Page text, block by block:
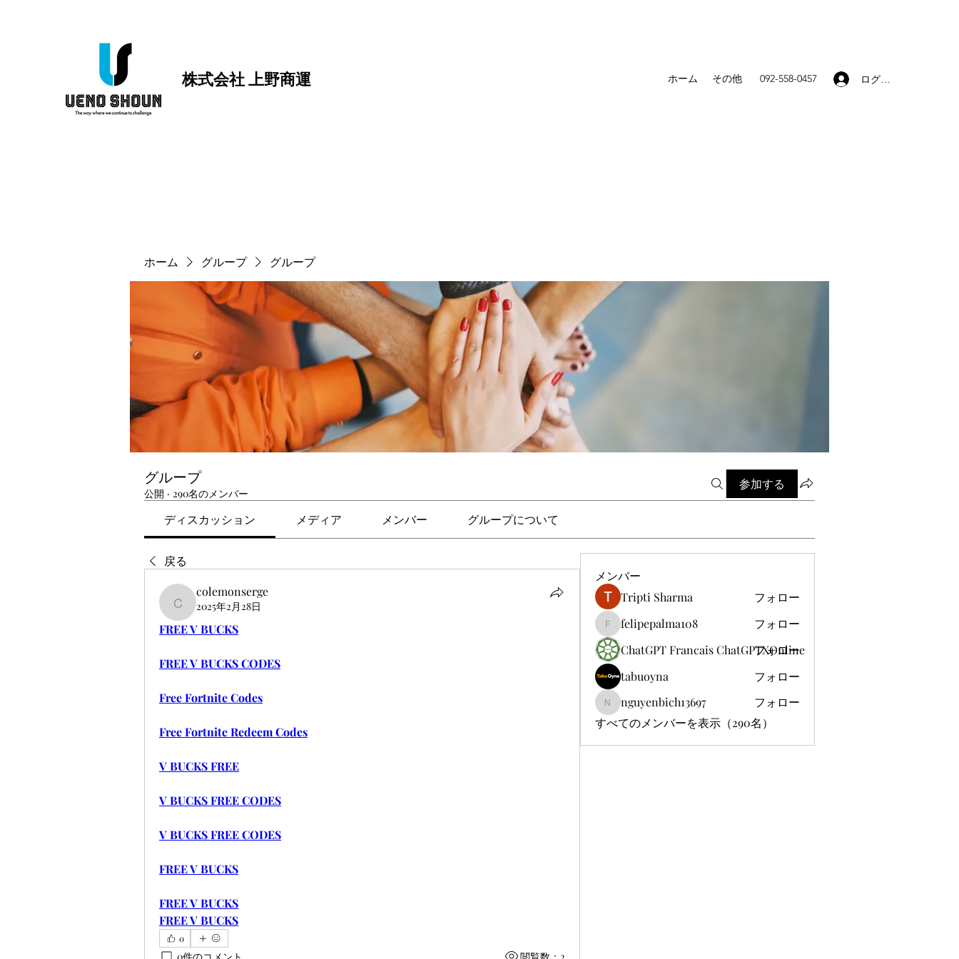
株式会社 上野商運 ホーム その他 092-558-0457 ログイン
ホーム グループ グループ
グループ
公開 · 290名のメンバー
参加する
ディスカッション メディア メンバー グループについて
戻る
colemonserge
colemonserge
2025年2月28日
FREE V BUCKS
FREE V BUCKS CODES
Free Fortnite Codes
Free Fortnite Redeem Codes
V BUCKS FREE
V BUCKS FREE CODES
V BUCKS FREE CODES
FREE V BUCKS
FREE V BUCKS
FREE V BUCKS
0
0件のコメント 閲覧数：2
メンバー
Tripti Sharma
フォロー
felipepalma108
felipepalma108
フォロー
ChatGPT Francais ChatGPTXOnline
フォロー
tabuoyna
フォロー
nguyenbich13697
nguyenbich13697
フォロー
すべてのメンバーを表示（290名）